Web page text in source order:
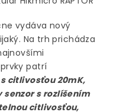
vydáva nový
Na trh prichádza
patrí
citlivosťou 20mK,
s rozlíšením
citlivosťou,